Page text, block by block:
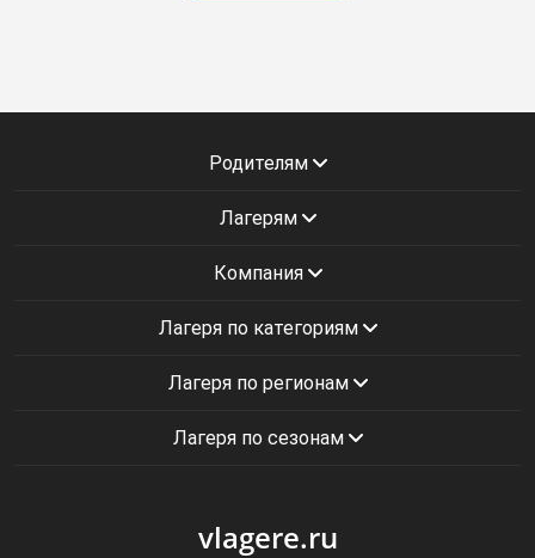
Родителям
Лагерям
Компания
Лагеря по категориям
Лагеря по регионам
Лагеря по сезонам
vlagere.ru